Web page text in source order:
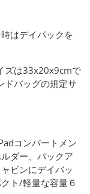
はデイパックを
ズは33x20x9cmで
ドバッグの規定サ
コンパートメン
ダー、パックア
ビンにデイバッ
ト/軽量な容量６